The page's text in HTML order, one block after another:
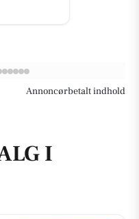
Annoncørbetalt indhold
I